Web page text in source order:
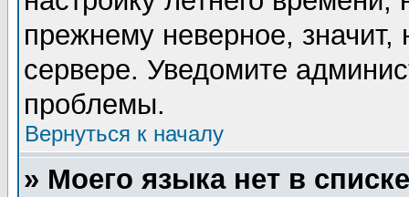
прежнему неверное,
сервере. Уведомите
проблемы.
Вернуться к началу
» Моего языка нет в